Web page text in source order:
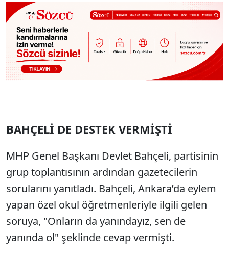
BAHÇELİ DE DESTEK VERMİŞTİ
MHP Genel Başkanı Devlet Bahçeli, partisinin
grup toplantısının ardından gazetecilerin
sorularını yanıtladı. Bahçeli, Ankara’da eylem
yapan özel okul öğretmenleriyle ilgili gelen
soruya, "Onların da yanındayız, sen de
yanında ol" şeklinde cevap vermişti.